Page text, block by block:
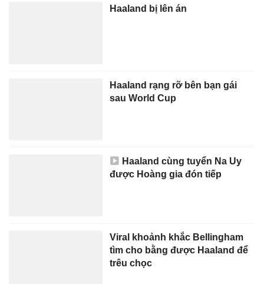
Haaland bị lên án
Haaland rạng rỡ bên bạn gái
sau World Cup
Haaland cùng tuyển Na Uy
được Hoàng gia đón tiếp
Viral khoảnh khắc Bellingham
tìm cho bằng được Haaland để
trêu chọc